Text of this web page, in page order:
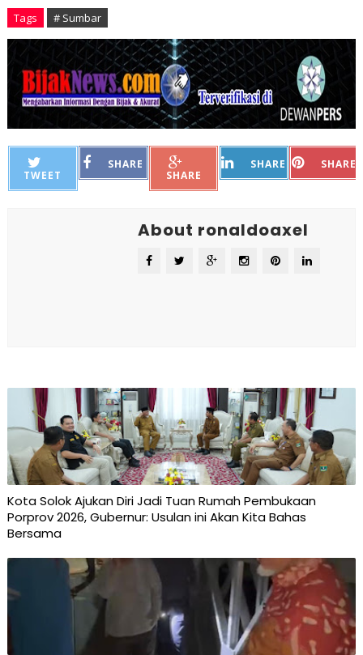
Tags # Sumbar
TWEET
SHARE
SHARE
SHARE SHARE
About ronaldoaxel
Kota Solok Ajukan Diri Jadi Tuan Rumah Pembukaan
Porprov 2026, Gubernur: Usulan ini Akan Kita Bahas
Bersama